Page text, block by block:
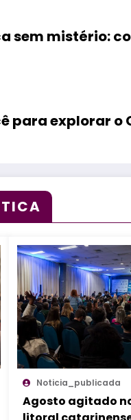
sem mistério:
para explorar o
Noticia_publicada
Agosto agitado